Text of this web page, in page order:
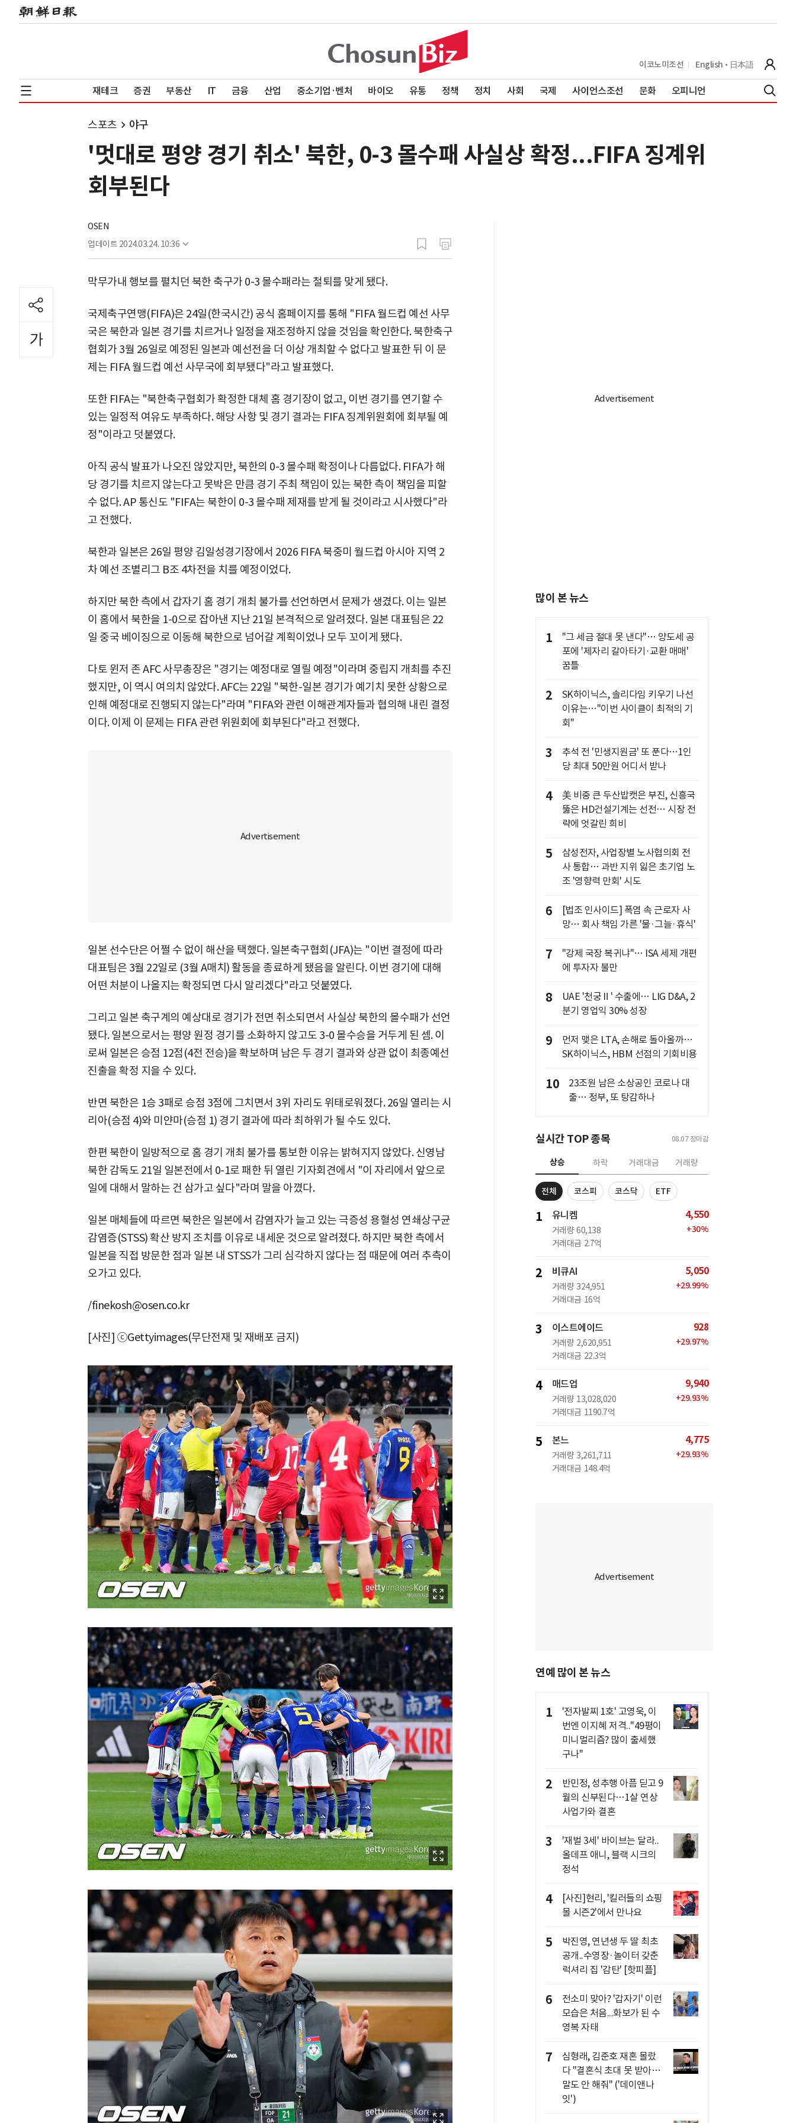
이코노미조선 English 日本語
재테크 증권 부동산 IT 금융 산업 중소기업·벤처 바이오 유통 정책 정치 사회 국제 사이언스조선 문화 오피니언
스포츠 야구
'멋대로 평양 경기 취소' 북한, 0-3 몰수패 사실상 확정...FIFA 징계위
회부된다
OSEN
업데이트 2024.03.24. 10:36
막무가내 행보를 펼치던 북한 축구가 0-3 몰수패라는 철퇴를 맞게 됐다.
국제축구연맹(FIFA)은 24일(한국시간) 공식 홈페이지를 통해 "FIFA 월드컵 예선 사무
국은 북한과 일본 경기를 치르거나 일정을 재조정하지 않을 것임을 확인한다. 북한축구
협회가 3월 26일로 예정된 일본과 예선전을 더 이상 개최할 수 없다고 발표한 뒤 이 문
제는 FIFA 월드컵 예선 사무국에 회부됐다"라고 발표했다.
또한 FIFA는 "북한축구협회가 확정한 대체 홈 경기장이 없고, 이번 경기를 연기할 수
있는 일정적 여유도 부족하다. 해당 사항 및 경기 결과는 FIFA 징계위원회에 회부될 예
정"이라고 덧붙였다.
아직 공식 발표가 나오진 않았지만, 북한의 0-3 몰수패 확정이나 다름없다. FIFA가 해
당 경기를 치르지 않는다고 못박은 만큼 경기 주최 책임이 있는 북한 측이 책임을 피할
수 없다. AP 통신도 "FIFA는 북한이 0-3 몰수패 제재를 받게 될 것이라고 시사했다"라
고 전했다.
북한과 일본은 26일 평양 김일성경기장에서 2026 FIFA 북중미 월드컵 아시아 지역 2
차 예선 조별리그 B조 4차전을 치를 예정이었다.
하지만 북한 측에서 갑자기 홈 경기 개최 불가를 선언하면서 문제가 생겼다. 이는 일본
이 홈에서 북한을 1-0으로 잡아낸 지난 21일 본격적으로 알려졌다. 일본 대표팀은 22
일 중국 베이징으로 이동해 북한으로 넘어갈 계획이었나 모두 꼬이게 됐다.
다토 윈저 존 AFC 사무총장은 "경기는 예정대로 열릴 예정"이라며 중립지 개최를 추진
했지만, 이 역시 여의치 않았다. AFC는 22일 "북한-일본 경기가 예기치 못한 상황으로
인해 예정대로 진행되지 않는다"라며 "FIFA와 관련 이해관계자들과 협의해 내린 결정
이다. 이제 이 문제는 FIFA 관련 위원회에 회부된다"라고 전했다.
일본 선수단은 어쩔 수 없이 해산을 택했다. 일본축구협회(JFA)는 "이번 결정에 따라
대표팀은 3월 22일로 (3월 A매치) 활동을 종료하게 됐음을 알린다. 이번 경기에 대해
어떤 처분이 나올지는 확정되면 다시 알리겠다"라고 덧붙였다.
그리고 일본 축구계의 예상대로 경기가 전면 취소되면서 사실상 북한의 몰수패가 선언
됐다. 일본으로서는 평양 원정 경기를 소화하지 않고도 3-0 몰수승을 거두게 된 셈. 이
로써 일본은 승점 12점(4전 전승)을 확보하며 남은 두 경기 결과와 상관 없이 최종예선
진출을 확정 지을 수 있다.
반면 북한은 1승 3패로 승점 3점에 그치면서 3위 자리도 위태로워졌다. 26일 열리는 시
리아(승점 4)와 미얀마(승점 1) 경기 결과에 따라 최하위가 될 수도 있다.
한편 북한이 일방적으로 홈 경기 개최 불가를 통보한 이유는 밝혀지지 않았다. 신영남
북한 감독도 21일 일본전에서 0-1로 패한 뒤 열린 기자회견에서 "이 자리에서 앞으로
일에 대해서 말하는 건 삼가고 싶다"라며 말을 아꼈다.
일본 매체들에 따르면 북한은 일본에서 감염자가 늘고 있는 극증성 용혈성 연쇄상구균
감염증(STSS) 확산 방지 조치를 이유로 내세운 것으로 알려졌다. 하지만 북한 측에서
일본을 직접 방문한 점과 일본 내 STSS가 그리 심각하지 않다는 점 때문에 여러 추측이
오가고 있다.
/finekosh@osen.co.kr
[사진] ⓒGettyimages(무단전재 및 재배포 금지)
많이 본 뉴스
1
"그 세금 절대 못 낸다"… 양도세 공
포에 '제자리 갈아타기·교환 매매'
꿈틀
2
SK하이닉스, 솔리다임 키우기 나선
이유는…"이번 사이클이 최적의 기
회"
3
추석 전 '민생지원금' 또 푼다…1인
당 최대 50만원 어디서 받나
4
美 비중 큰 두산밥캣은 부진, 신흥국
뚫은 HD건설기계는 선전… 시장 전
략에 엇갈린 희비
5
삼성전자, 사업장별 노사협의회 전
사 통합… 과반 지위 잃은 초기업 노
조 '영향력 만회' 시도
6
[법조 인사이드] 폭염 속 근로자 사
망… 회사 책임 가른 '물·그늘·휴식'
7
"강제 국장 복귀냐"… ISA 세제 개편
에 투자자 불만
8
UAE '천궁Ⅱ' 수출에… LIG D&A, 2
분기 영업익 30% 성장
9
먼저 맺은 LTA, 손해로 돌아올까…
SK하이닉스, HBM 선점의 기회비용
10
23조원 남은 소상공인 코로나 대
출… 정부, 또 탕감하나
실시간 TOP 종목 08.07 장마감
상승 하락 거래대금 거래량
전체 코스피 코스닥 ETF
1 유니켐
거래량 60,138
거래대금 2.7억
4,550
+30%
2 비큐AI
거래량 324,951
거래대금 16억
5,050
+29.99%
3 이스트에이드
거래량 2,620,951
거래대금 22.3억
928
+29.97%
4 매드업
거래량 13,028,020
거래대금 1190.7억
9,940
+29.93%
5 본느
거래량 3,261,711
거래대금 148.4억
4,775
+29.93%
연예 많이 본 뉴스
1
'전자발찌 1호' 고영욱, 이
번엔 이지혜 저격.."49평이
미니멀리즘? 많이 출세했
구나"
2
반민정, 성추행 아픔 딛고 9
월의 신부된다…1살 연상
사업가와 결혼
3
'재벌 3세' 바이브는 달라..
올데프 애니, 블랙 시크의
정석
4
[사진]현리, '킬러들의 쇼핑
몰 시즌2'에서 만나요
5
박진영, 연년생 두 딸 최초
공개..수영장·놀이터 갖춘
럭셔리 집 '감탄' [핫피플]
6
전소미 맞아? '갑자기' 이런
모습은 처음...화보가 된 수
영복 자태
7
심형래, 김준호 재혼 몰랐
다 "결혼식 초대 못 받아…
말도 안 해줘" ('데이앤나
잇')